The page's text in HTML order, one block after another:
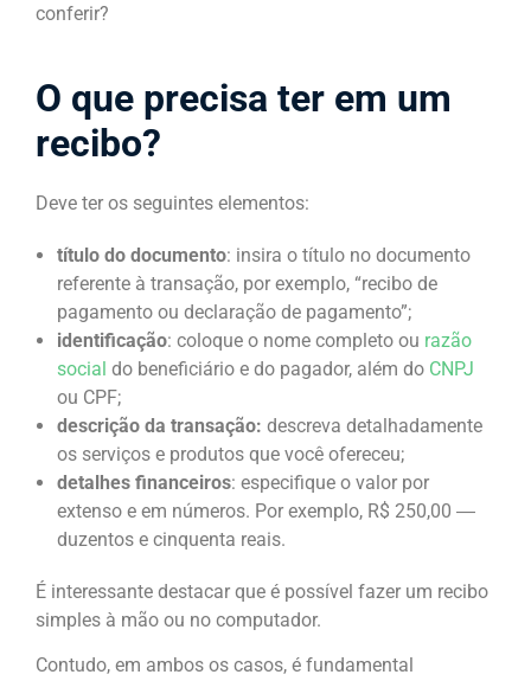
conferir?
O que precisa ter em um
recibo?
Deve ter os seguintes elementos:
título do documento: insira o título no documento
referente à transação, por exemplo, “recibo de
pagamento ou declaração de pagamento”;
identificação: coloque o nome completo ou razão
social do beneficiário e do pagador, além do CNPJ
ou CPF;
descrição da transação: descreva detalhadamente
os serviços e produtos que você ofereceu;
detalhes financeiros: especifique o valor por
extenso e em números. Por exemplo, R$ 250,00 ―
duzentos e cinquenta reais.
É interessante destacar que é possível fazer um recibo
simples à mão ou no computador.
Contudo, em ambos os casos, é fundamental